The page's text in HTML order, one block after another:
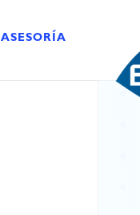
ASESORÍA